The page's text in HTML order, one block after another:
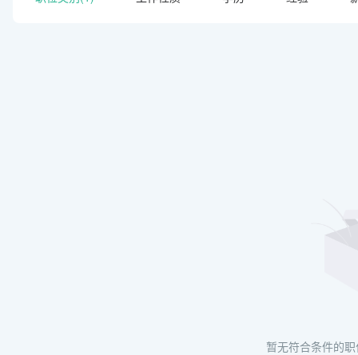
暂无符合条件的